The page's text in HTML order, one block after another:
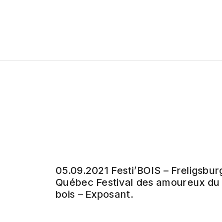
05.09.2021 Festi’BOIS –
Québec Festival des amoureux du
bois – Exposant.